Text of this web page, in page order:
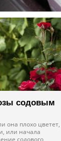
содовым
она плохо
или начала
содового